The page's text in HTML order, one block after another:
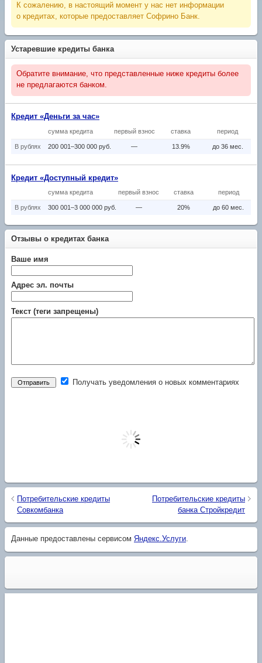
К сожалению, в настоящий момент у нас нет информации
о кредитах, которые предоставляет Софрино Банк.
Устаревшие кредиты банка
Обратите внимание, что представленные ниже кредиты более
не предлагаются банком.
Кредит «Деньги за час»
сумма кредита первый взнос ставка период
В рублях 200 001–300 000 руб. — 13.9% до 36 мес.
Кредит «Доступный кредит»
сумма кредита первый взнос ставка период
В рублях 300 001–3 000 000 руб. — 20% до 60 мес.
Отзывы о кредитах банка
Ваше имя
Адрес эл. почты
Текст (теги запрещены)
Получать уведомления о новых комментариях
Потребительские кредиты
Совкомбанка
Потребительские кредиты
банка Стройкредит
Данные предоставлены сервисом Яндекс.Услуги.